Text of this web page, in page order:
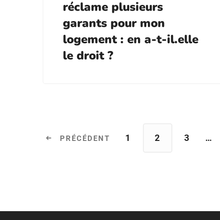
réclame plusieurs
garants pour mon
logement : en a-t-il.elle
le droit ?
1 2 3 …